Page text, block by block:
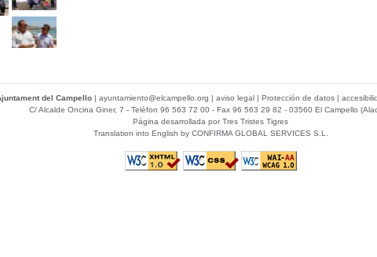
del Campello ayuntamiento@elcampello.org aviso legal Protección de datos
C/ Alcalde Oncina Giner, 7 - Telèfon 96 563 72 00 - Fax 96 563 29 82 - 03560 El Campello
Página desarrollada por Tres Tristes Tigres
Translation into English by CONFIRMA GLOBAL SERVICES S.L.